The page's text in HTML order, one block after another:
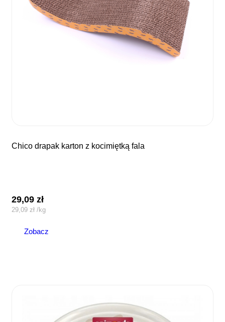
chico drapak karton z kocimiętką fala
29,09zł
29,09 zł /kg
Zobacz